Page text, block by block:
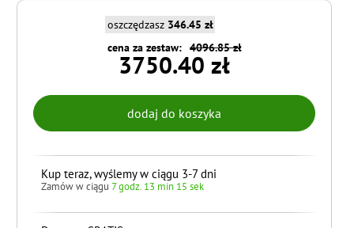
oszczędzasz 346.45 zł
4096.85 zł
cena za zestaw:
3750.40 zł
Kup teraz, wyślemy w ciągu 3-7 dni
Zamów w ciągu7 godz. 13 min 14 sek